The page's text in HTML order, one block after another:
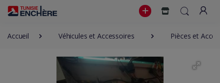
Accueil Véhicules et Accessoires Pièces et